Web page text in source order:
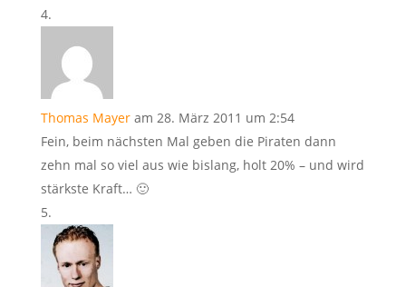
Thomas Mayer am 28. März 2011 um 2:54
Fein, beim nächsten Mal geben die Piraten dann
zehn mal so viel aus wie bislang, holt 20% – und wird
stärkste Kraft… 🙂